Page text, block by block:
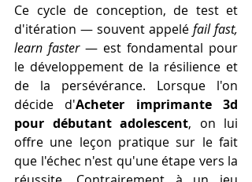
Ce cycle de conception, de test et
d'itération — souvent appelé fail fast,
learn faster — est fondamental pour
le développement de la résilience et
de la persévérance. Lorsque l'on
décide d'Acheter imprimante 3d
pour débutant adolescent, on lui
offre une leçon pratique sur le fait
que l'échec n'est qu'une étape vers la